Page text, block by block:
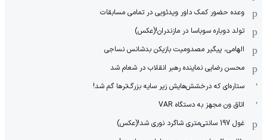
وعده حضور کمک داور ویدئویی در تمامی مسابقات
تولد دوباره سوباسا در مازندران!(عکس)
الهامی، پیگیر مصدومیت بازیکن بدشانس نساجی
محسن رضایی نماینده رهبر انقلاب در شعام شد
ستاره‌ای که درخشش‌هایش زیر سایه بزرگ‌ترها گم شد!
اتاق ون مجهز به دستگاه VAR
غول 197 سانتی‌متری شاگرد نوری شد!(عکس)